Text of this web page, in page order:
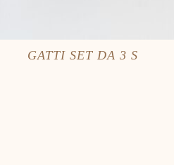
GATTI SET DA 3 S